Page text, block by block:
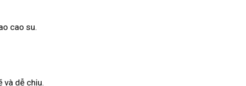
cao su.
và dễ chịu.